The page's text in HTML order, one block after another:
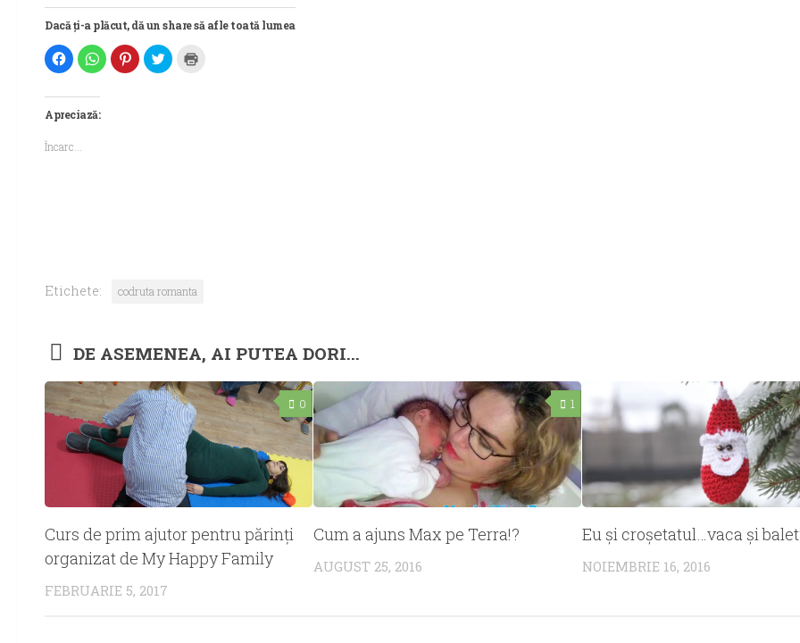
Dacă ți-a plăcut, dă un share să afle toată lumea
Dă
clic
pentru
partaja
pe
Facebook(Se
într-
o
Dă
clic
pentru
WhatsApp(Se
deschide
Dă
clic
pentru
Dă
clic
Apreciază:
Încarc...
Etichete: codruta romanta
DE ASEMENEA, AI PUTEA DORI...
0
Curs de prim ajutor pentru părinţi
organizat de My Happy Family
FEBRUARIE 5, 2017
1
Cum a ajuns Max pe Terra!?
AUGUST 25, 2016
Eu şi croşetatul…vaca şi
NOIEMBRIE 16, 2016